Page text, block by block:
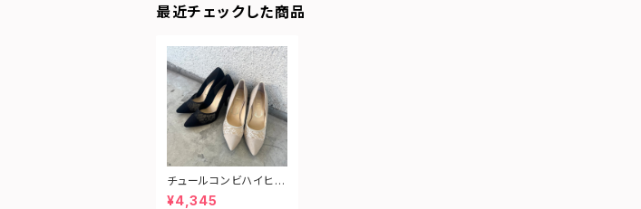
最近チェックした商品
チュールコンビハイヒー
ルパンプス
¥4,345